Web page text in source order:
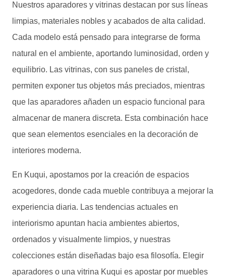
Nuestros aparadores y vitrinas destacan por sus líneas
limpias, materiales nobles y acabados de alta calidad.
Cada modelo está pensado para integrarse de forma
natural en el ambiente, aportando luminosidad, orden y
equilibrio. Las vitrinas, con sus paneles de cristal,
permiten exponer tus objetos más preciados, mientras
que las aparadores añaden un espacio funcional para
almacenar de manera discreta. Esta combinación hace
que sean elementos esenciales en la decoración de
interiores moderna.
En Kuqui, apostamos por la creación de espacios
acogedores, donde cada mueble contribuya a mejorar la
experiencia diaria. Las tendencias actuales en
interiorismo apuntan hacia ambientes abiertos,
ordenados y visualmente limpios, y nuestras
colecciones están diseñadas bajo esa filosofía. Elegir
aparadores o una vitrina Kuqui es apostar por muebles